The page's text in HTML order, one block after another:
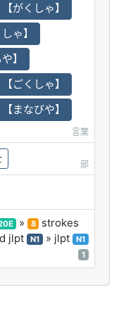
がくしゃ】
ゃ】
】
ごくしゃ】
まなびや】
言葉
部
» 8
strokes
jlpt N1 » jlpt N1
1